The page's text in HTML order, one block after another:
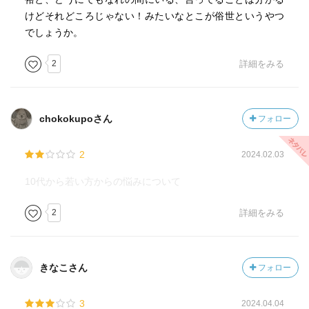
けどそれどころじゃない！みたいなとこが俗世というやつ
でしょうか。
2 詳細をみる
chokokupoさん フォロー
2 2024.02.03
10代から若い方からの悩みについて
2 詳細をみる
きなこさん フォロー
3 2024.04.04